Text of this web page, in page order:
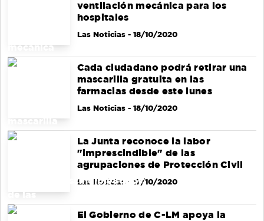
ventilación mecánica para los
hospitales
Las Noticias- 18/10/2020
Cada ciudadano podrá retirar una
mascarilla gratuita en las
farmacias desde este lunes
Las Noticias- 18/10/2020
La Junta reconoce la labor
"imprescindible" de las
agrupaciones de Protección Civil
Las Noticias- 17/10/2020
El Gobierno de C-LM apoya la